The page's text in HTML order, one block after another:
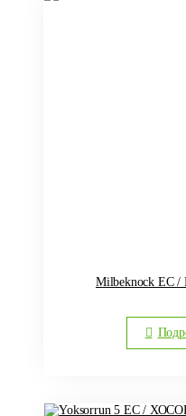
Milbeknock ЕС /